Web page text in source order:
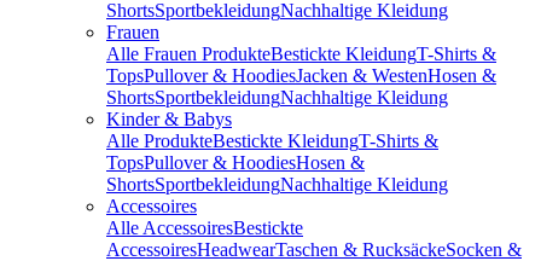
ShortsSportbekleidungNachhaltige Kleidung
Frauen
Alle Frauen ProdukteBestickte KleidungT-Shirts &
TopsPullover & HoodiesJacken & WestenHosen &
ShortsSportbekleidungNachhaltige Kleidung
Kinder & Babys
Alle ProdukteBestickte KleidungT-Shirts &
TopsPullover & HoodiesHosen &
ShortsSportbekleidungNachhaltige Kleidung
Accessoires
Alle AccessoiresBestickte
AccessoiresHeadwearTaschen & RucksäckeSocken &